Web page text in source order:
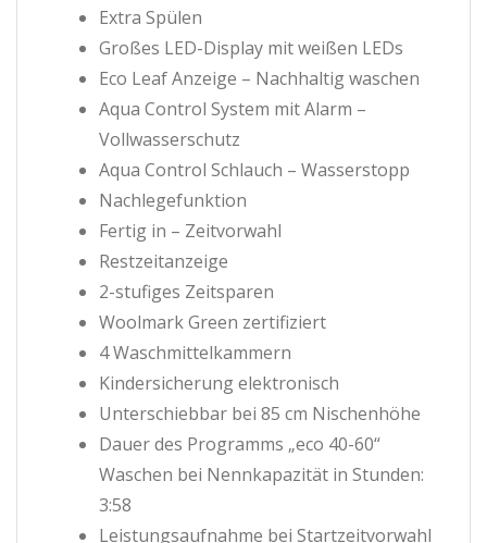
Extra Spülen
Großes LED-Display mit weißen LEDs
Eco Leaf Anzeige – Nachhaltig waschen
Aqua Control System mit Alarm –
Vollwasserschutz
Aqua Control Schlauch – Wasserstopp
Nachlegefunktion
Fertig in – Zeitvorwahl
Restzeitanzeige
2-stufiges Zeitsparen
Woolmark Green zertifiziert
4 Waschmittelkammern
Kindersicherung elektronisch
Unterschiebbar bei 85 cm Nischenhöhe
Dauer des Programms „eco 40-60“
Waschen bei Nennkapazität in Stunden:
3:58
Leistungsaufnahme bei Startzeitvorwahl